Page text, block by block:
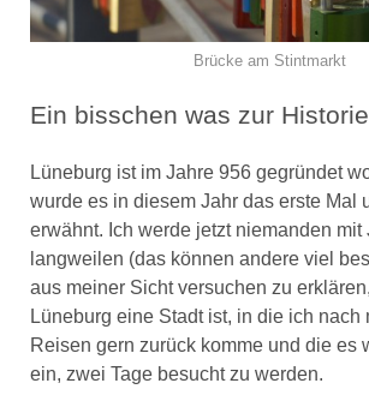
Brücke am Stintmarkt
Ein bisschen was zur Historie
Lüneburg ist im Jahre 956 gegründet
wurde es in diesem Jahr das erste Mal
erwähnt. Ich werde jetzt niemanden mit
langweilen (das können andere viel
aus meiner Sicht versuchen zu
Lüneburg eine Stadt ist, in die ich nach
Reisen gern zurück komme und die es
ein, zwei Tage besucht zu werden.